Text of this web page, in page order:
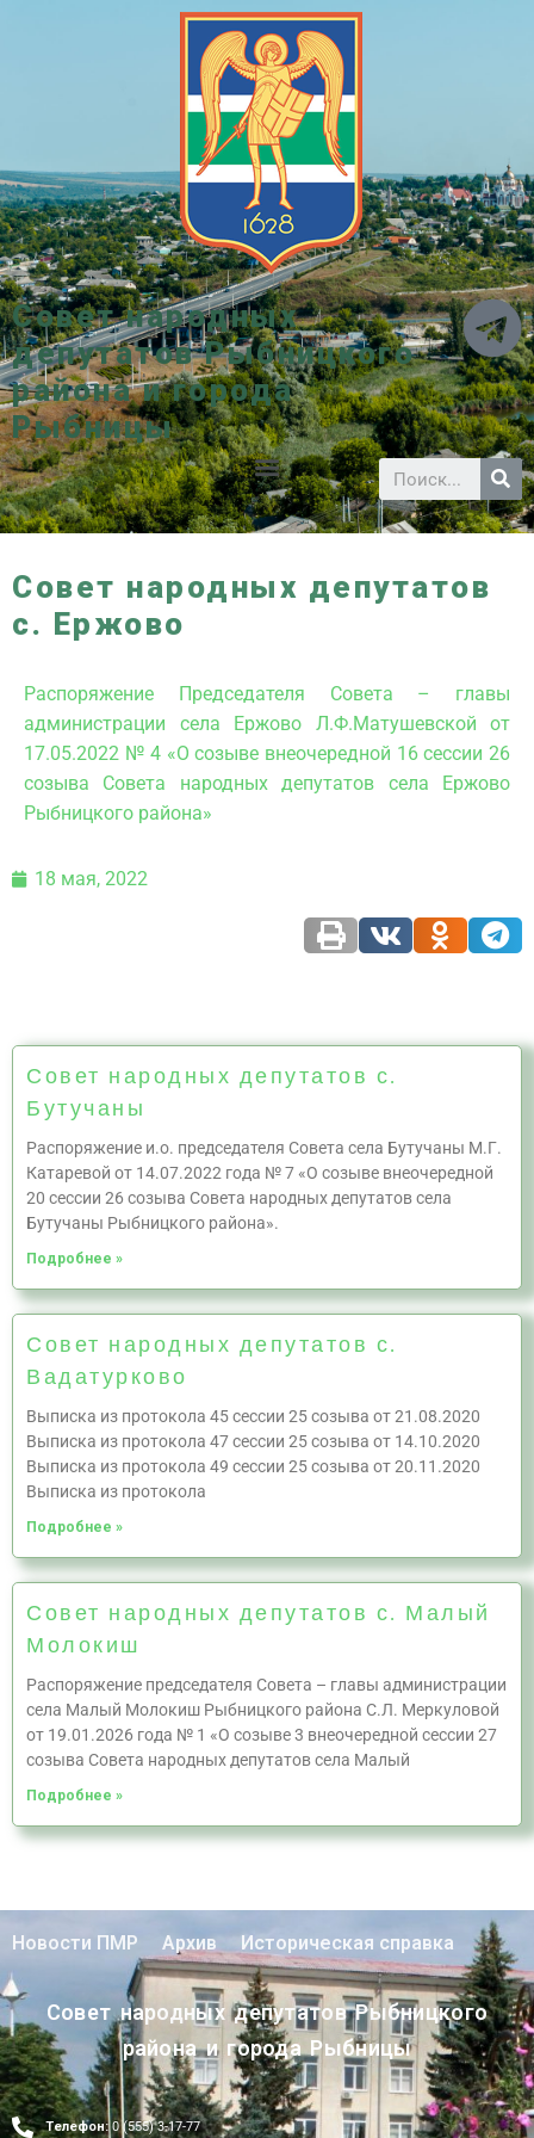
Совет народных
депутатов Рыбницкого
района и города
Рыбницы
Совет народных депутатов
с. Ержово
Распоряжение Председателя Совета – главы
администрации села Ержово Л.Ф.Матушевской от
17.05.2022 № 4 «О созыве внеочередной 16 сессии 26
созыва Совета народных депутатов села Ержово
Рыбницкого района»
18 мая, 2022
Совет народных депутатов с.
Бутучаны
Распоряжение и.о. председателя Совета села Бутучаны М.Г.
Катаревой от 14.07.2022 года № 7 «О созыве внеочередной
20 сессии 26 созыва Совета народных депутатов села
Бутучаны Рыбницкого района».
Подробнее »
Совет народных депутатов с.
Вадатурково
Выписка из протокола 45 сессии 25 созыва от 21.08.2020
Выписка из протокола 47 сессии 25 созыва от 14.10.2020
Выписка из протокола 49 сессии 25 созыва от 20.11.2020
Выписка из протокола
Подробнее »
Совет народных депутатов с. Малый
Молокиш
Распоряжение председателя Совета – главы администрации
села Малый Молокиш Рыбницкого района С.Л. Меркуловой
от 19.01.2026 года № 1 «О созыве 3 внеочередной сессии 27
созыва Совета народных депутатов села Малый
Подробнее »
Новости ПМР Архив Историческая справка
Совет народных депутатов Рыбницкого
района и города Рыбницы
Телефон:0 (555) 3-17-77